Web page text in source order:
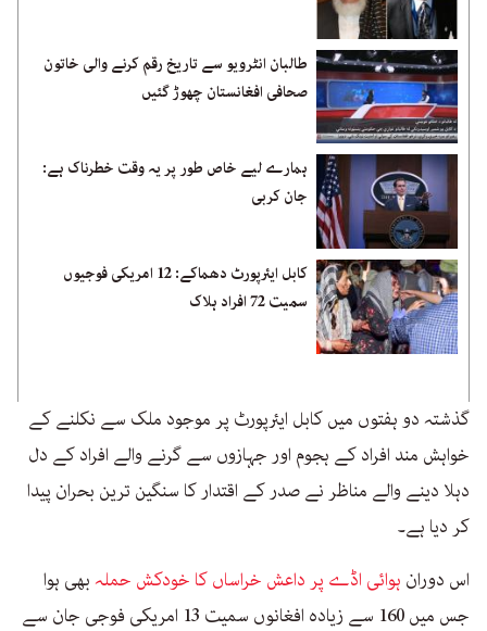
طالبان انٹرویو سے تاریخ رقم کرنے والی خاتون
صحافی افغانستان چھوڑ گئیں
ہمارے لیے خاص طور پر یہ وقت خطرناک ہے:
جان کربی
کابل ایئرپورٹ دھماکے: 12 امریکی فوجیوں
سمیت 72 افراد ہلاک
گذشتہ دو ہفتوں میں کابل ایئرپورٹ پر موجود ملک سے نکلنے کے
خواہش مند افراد کے ہجوم اور جہازوں سے گرنے والے افراد کے دل
دہلا دینے والے مناظر نے صدر کے اقتدار کا سنگین ترین بحران پیدا
کر دیا ہے۔
اس دوران ہوائی اڈے پر داعش خراساں کا خودکش حملہبھی ہوا
جس میں 160 سے زیادہ افغانوں سمیت 13 امریکی فوجی جان سے